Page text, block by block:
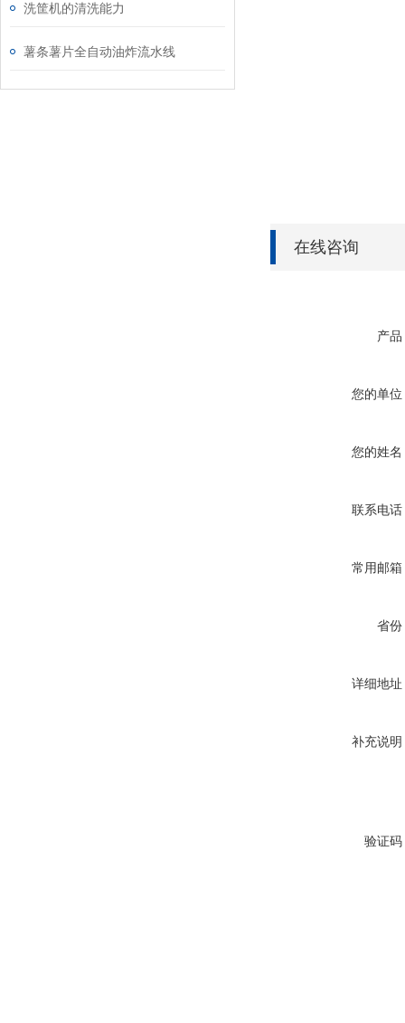
洗筐机的清洗能力
薯条薯片全自动油炸流水线
在线咨询
产品
您的单位
您的姓名
联系电话
常用邮箱
省份
详细地址
补充说明
验证码